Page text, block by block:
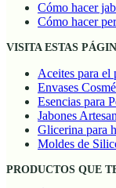
Cómo hacer
Cómo hacer
VISITA ESTAS
Aceites para el
Envases
Esencias para
Jabones
Glicerina para
Moldes de
PRODUCTOS QUE